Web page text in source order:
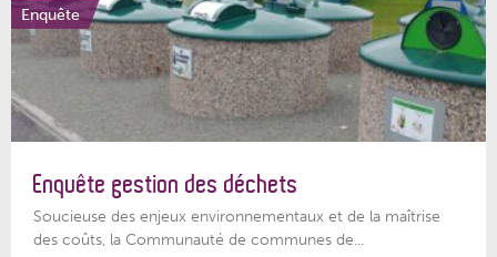
Enquête
Enquête gestion des déchets
Soucieuse des enjeux environnementaux et de la maîtrise
des coûts, la Communauté de communes de...